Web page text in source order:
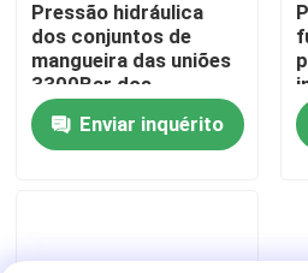
Notícias
Solicite um orçamento
Bomba pneumática
Pressão hidráulica
dos conjuntos de
mangueira das uniões
3300Bar dos
componentes
hidráulicos da
mangueira
Enviar inquérito